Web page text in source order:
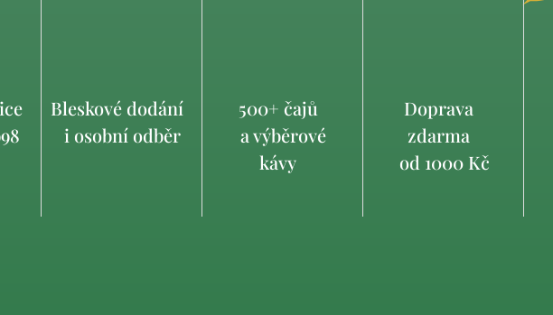
Bleskové dodání
i osobní odběr
500+ čajů
a výběrové
kávy
Doprava
zdarma
od 1000 Kč